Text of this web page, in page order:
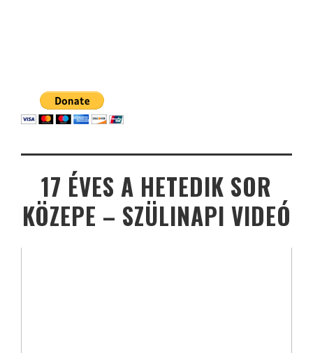
17 ÉVES A HETEDIK SOR
KÖZEPE – SZÜLINAPI VIDEÓ